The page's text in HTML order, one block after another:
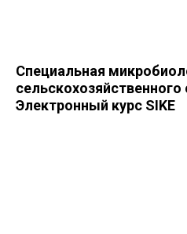
Специальная
Электронный курс SIKE